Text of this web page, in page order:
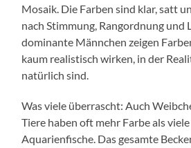
Mosaik. Die Farben sind klar, satt
nach Stimmung, Rangordnung und
dominante Männchen zeigen
kaum realistisch wirken, in der
natürlich sind.
Was viele überrascht: Auch
Tiere haben oft mehr Farbe als
Aquarienfische. Das gesamte